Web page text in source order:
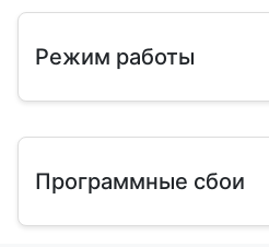
Режим работы
Программные сбои